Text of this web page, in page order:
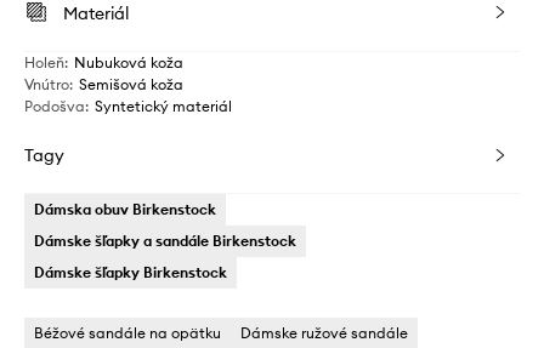
Materiál
Holeň: Nubuková koža
Vnútro: Semišová koža
Podošva: Syntetický materiál
Tagy
Dámska obuv Birkenstock
Dámske šľapky a sandále Birkenstock
Dámske šľapky Birkenstock
Béžové sandále na opätku Dámske ružové sandále